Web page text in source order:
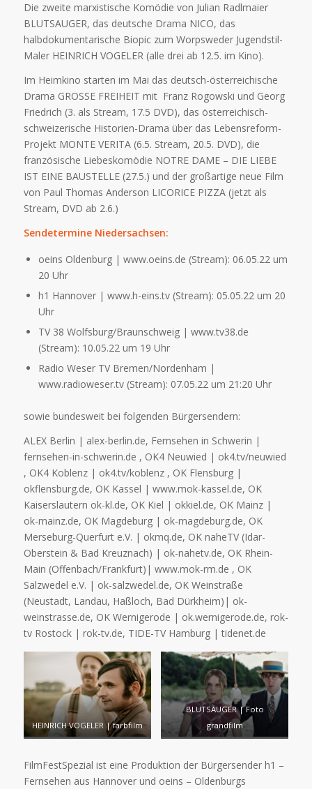
Die zweite marxistische Komödie von Julian Radlmaier
BLUTSAUGER, das deutsche Drama NICO, das
halbdokumentarische Biopic zum Worpsweder Jugendstil-
Maler HEINRICH VOGELER (alle drei ab 12.5. im Kino).
Im Heimkino starten im Mai das deutsch-österreichische
Drama GROSSE FREIHEIT mit Franz Rogowski und Georg
Friedrich (3. als Stream, 17.5 DVD), das österreichisch-
schweizerische Historien-Drama über das Lebensreform-
Projekt MONTE VERITA (6.5. Stream, 20.5. DVD), die
französische Liebeskomödie NOTRE DAME – DIE LIEBE
IST EINE BAUSTELLE (27.5.) und der großartige neue Film
von Paul Thomas Anderson LICORICE PIZZA (jetzt als
Stream, DVD ab 2.6.)
Sendetermine Niedersachsen:
oeins Oldenburg | www.oeins.de (Stream): 06.05.22 um
20 Uhr
h1 Hannover | www.h-eins.tv (Stream): 05.05.22 um 20
Uhr
TV 38 Wolfsburg/Braunschweig | www.tv38.de
(Stream): 10.05.22 um 19 Uhr
Radio Weser TV Bremen/Nordenham |
www.radioweser.tv (Stream): 07.05.22 um 21:20 Uhr
sowie bundesweit bei folgenden Bürgersendern:
ALEX Berlin | alex-berlin.de, Fernsehen in Schwerin |
fernsehen-in-schwerin.de , OK4 Neuwied | ok4.tv/neuwied
, OK4 Koblenz | ok4.tv/koblenz , OK Flensburg |
okflensburg.de, OK Kassel | www.mok-kassel.de, OK
Kaiserslautern ok-kl.de, OK Kiel | okkiel.de, OK Mainz |
ok-mainz.de, OK Magdeburg | ok-magdeburg.de, OK
Merseburg-Querfurt e.V. | okmq.de, OK naheTV (Idar-
Oberstein & Bad Kreuznach) | ok-nahetv.de, OK Rhein-
Main (Offenbach/Frankfurt)| www.mok-rm.de , OK
Salzwedel e.V. | ok-salzwedel.de, OK Weinstraße
(Neustadt, Landau, Haßloch, Bad Dürkheim)| ok-
weinstrasse.de, OK Wernigerode | ok.wernigerode.de, rok-
tv Rostock | rok-tv.de, TIDE-TV Hamburg | tidenet.de
HEINRICH VOGELER | farbfilm
BLUTSAUGER | Foto
grandfilm
FilmFestSpezial ist eine Produktion der Bürgersender h1 –
Fernsehen aus Hannover und oeins – Oldenburgs